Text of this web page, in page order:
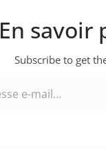
En savoir
Subscribe to get